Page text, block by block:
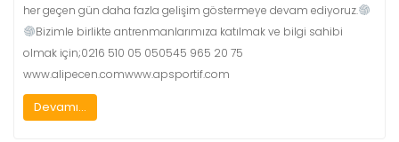
her geçen gün daha fazla gelişim göstermeye devam ediyoruz.
Bizimle birlikte antrenmanlarımıza katılmak ve bilgi sahibi
olmak için;0216 510 05 050545 965 20 75
www.alipecen.comwww.apsportif.com
Devamı...